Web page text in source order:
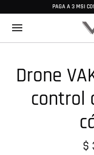
PAGA A 3 MSI
Drone
control
$